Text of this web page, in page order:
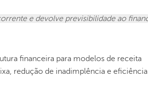
e devolve previsibilidade ao
financeira para modelos de receita
redução de inadimplência e eficiência